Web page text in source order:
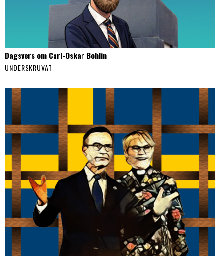
Dagsvers om Carl-Oskar Bohlin
UNDERSKRUVAT